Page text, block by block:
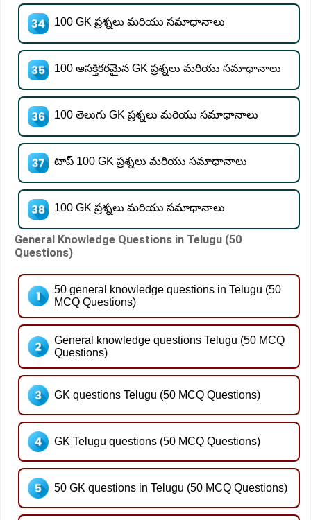
100 GK ప్రశ్నలు మరియు సమాధానాలు
100 ఆసక్తికరమైన GK ప్రశ్నలు మరియు సమాధానాలు
100 తెలుగు GK ప్రశ్నలు మరియు సమాధానాలు
టాప్ 100 GK ప్రశ్నలు మరియు సమాధానాలు
100 GK ప్రశ్నలు మరియు సమాధానాలు
General Knowledge Questions in Telugu (50
Questions)
50 general knowledge questions in Telugu (50
MCQ Questions)
General knowledge questions Telugu (50 MCQ
Questions)
GK questions Telugu (50 MCQ Questions)
GK Telugu questions (50 MCQ Questions)
50 GK questions in Telugu (50 MCQ Questions)